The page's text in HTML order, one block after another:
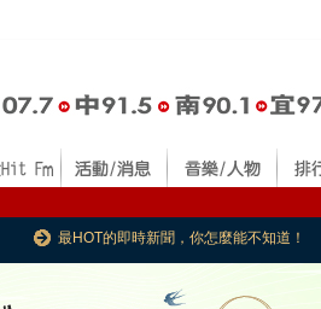
最HOT的即時新聞，你怎麼能不知道！